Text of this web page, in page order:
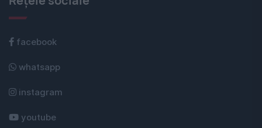
facebook
whatsapp
instagram
youtube